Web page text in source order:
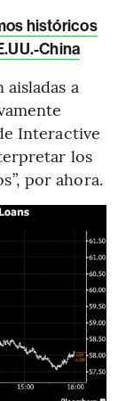
históricos
China
a
Interactive
los
por ahora.